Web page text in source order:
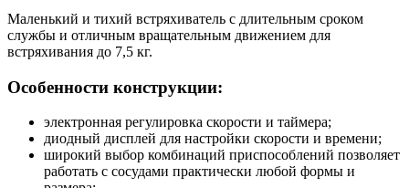
Маленький и тихий встряхиватель с длительным сроком
службы и отличным вращательным движением для
встряхивания до 7,5 кг.
Особенности конструкции:
электронная регулировка скорости и таймера;
диодный дисплей для настройки скорости и времени;
широкий выбор комбинаций приспособлений позволяет
работать с сосудами практически любой формы и